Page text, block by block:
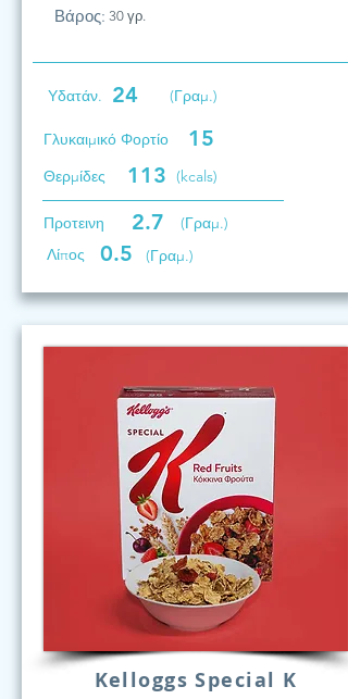
Βάρος: 30 γρ.
Υδατάν. 24 (Γραμ.)
Γλυκαιμικό Φορτίο 15
Θερμίδες 113 (kcals)
Προτεινη 2.7
(Γραμ.)
Λίπος
0.5 (Γραμ.)
Kelloggs Special K